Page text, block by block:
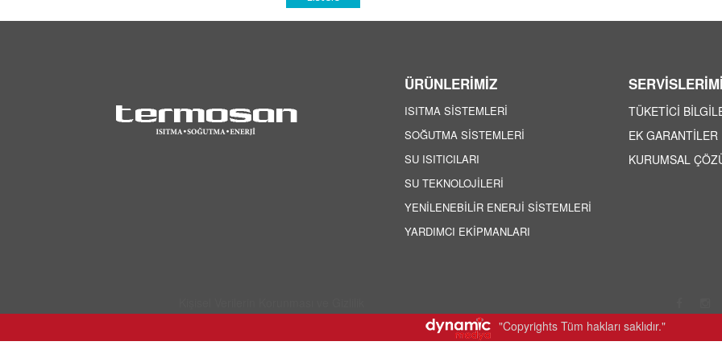
ÜRÜNLERİMİZ
ISITMA SİSTEMLERİ
SOĞUTMA SİSTEMLERİ
SU ISITICILARI
SU TEKNOLOJİLERİ
YENİLENEBİLİR ENERJİ SİSTEMLERİ
YARDIMCI EKİPMANLARI
TÜKETİCİ
EK GARANTİLER
KURUMSAL
"Copyrights Tüm hakları saklıdır."